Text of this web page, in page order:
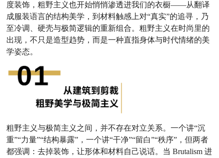
度装饰，粗野主义也开始悄悄渗透进我们的衣橱——从翻译
成服装语言的结构美学，到材料触感上对“真实”的追寻，乃
至冷调、硬壳与极简逻辑的重新组合。粗野主义在时尚里的
出现，不只是造型趋势，而是一种直指身体与时代情绪的美
学姿态。
粗野主义与极简主义之间，并不存在对立关系。一个讲“沉
重”“力量”“结构暴露”，一个讲“干净”“留白”“秩序”，但两者
都强调：去掉装饰，让形体和材料自己说话。当 Brutalism 进